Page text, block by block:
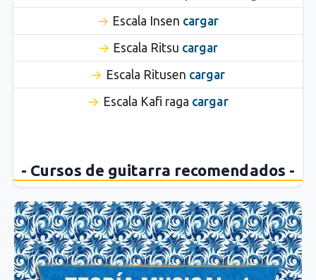
Escala Insen cargar
Escala Ritsu cargar
Escala Ritusen cargar
Escala Kafi raga cargar
- Cursos de guitarra recomendados -